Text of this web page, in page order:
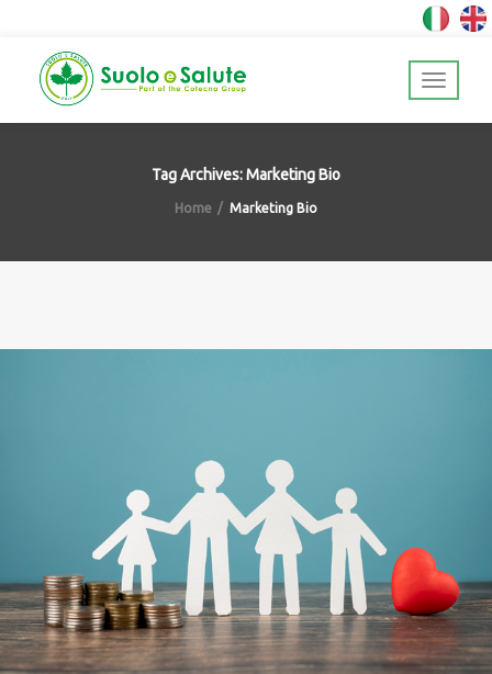
Tag Archives: Marketing Bio
Home Marketing Bio